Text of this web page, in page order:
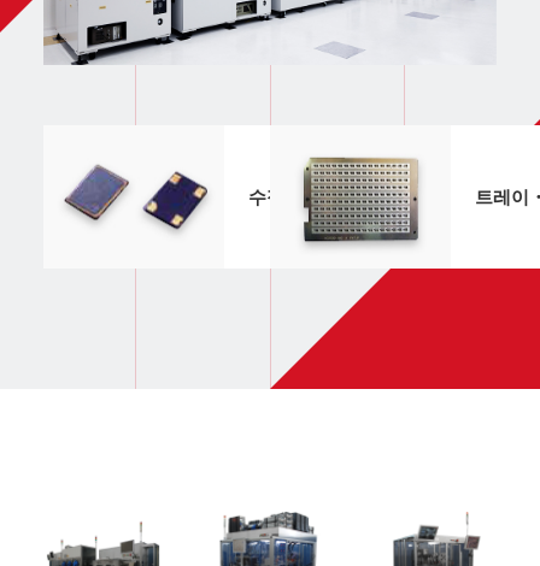
수정진동자외관・구조 트레이